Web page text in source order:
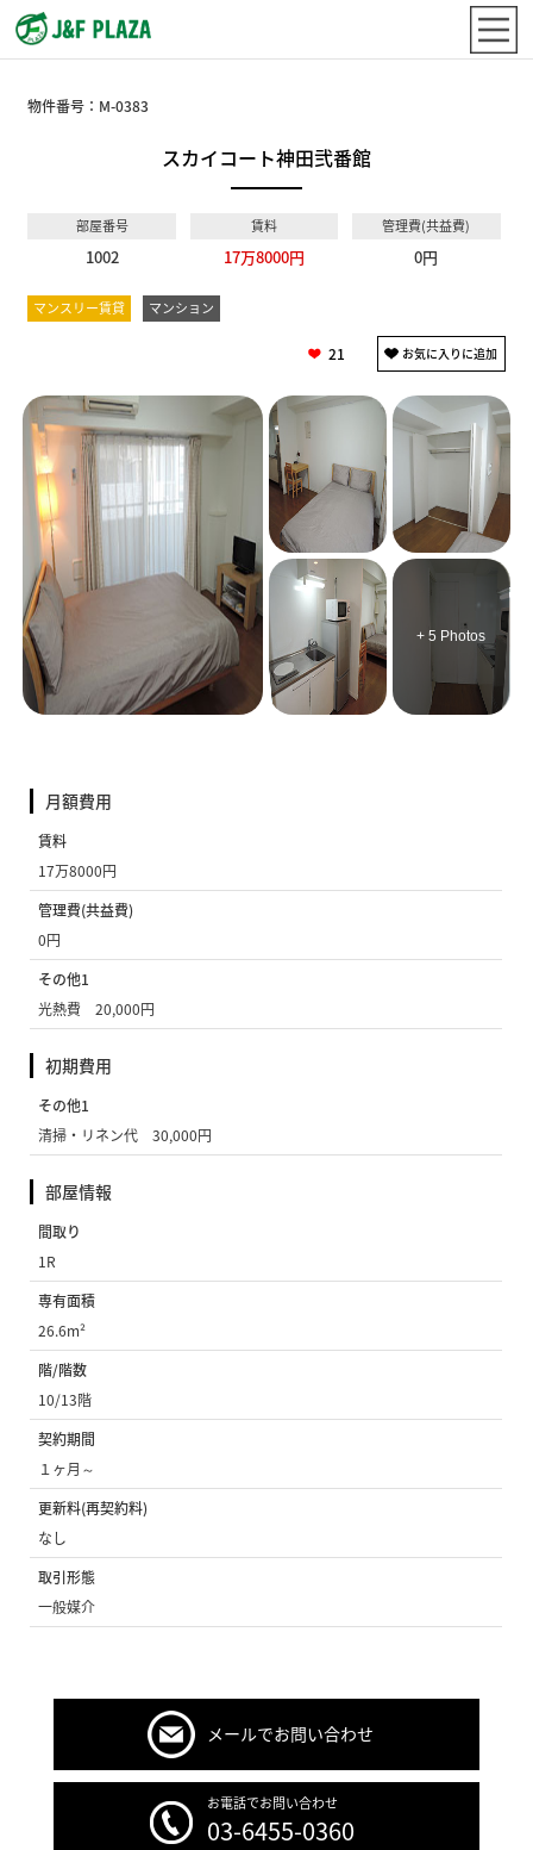
物件番号： M-0383
スカイコート神田弐番館
部屋番号
1002
賃料
17万8000円
管理費(共益費)
0円
マンスリー賃貸 マンション
21
+ 5 Photos
月額費用
賃料
17万8000円
管理費(共益費)
0円
その他1
光熱費 20,000円
初期費用
その他1
清掃・リネン代 30,000円
部屋情報
間取り
1R
専有面積
26.6m²
階/階数
10/13階
契約期間
１ヶ月～
更新料(再契約料)
なし
取引形態
一般媒介
メールでお問い合わせ
お電話でお問い合わせ
03-6455-0360